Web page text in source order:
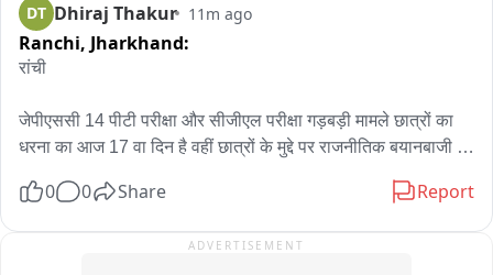
DT Dhiraj Thakur 11m ago
Ranchi, Jharkhand:
रांची
जेपीएससी 14 पीटी परीक्षा और सीजीएल परीक्षा गड़बड़ी मामले छात्रों का
धरना का आज 17 वा दिन है वहीं छात्रों के मुद्दे पर राजनीतिक बयानबाजी
छात्रों के मामले पर बीजेपी प्रदेश अध्यक्ष आदित्य साहू ने कहा, सीएम को
स्पष्ट करना चाहिए छात्रों को न्याय देना चाहते हैं या नहीं । छात्र सीबीआई
0 0 Share Report
ADVERTISEMENT